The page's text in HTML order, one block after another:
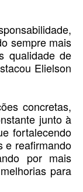
sempre mais
qualidade de
Elielson
concretas,
junto à
fortalecendo
e reafirmando
por mais
para